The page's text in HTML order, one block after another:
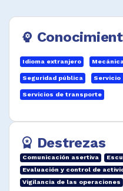
avances de las
Desempeñar
psychology
Idioma extranjero
Seguridad pública
Servicios de transporte
workspace_premium Destrezas
Comunicación asertiva
Evaluación y control de
Vigilancia de las operaciones